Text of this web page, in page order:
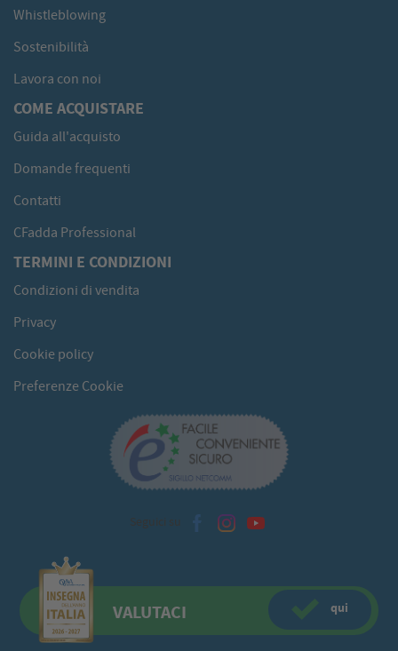
Whistleblowing
Sostenibilità
Lavora con noi
COME ACQUISTARE
Guida all'acquisto
Domande frequenti
Contatti
CFadda Professional
TERMINI E CONDIZIONI
Condizioni di vendita
Privacy
Cookie policy
Preferenze Cookie
Seguici su
VALUTACI qui